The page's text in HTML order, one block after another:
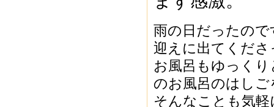
雨の日だったの
迎えに出てくだ
お風呂もゆっく
のお風呂のはし
そんなことも気